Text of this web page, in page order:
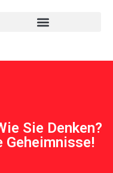
Sie Denken?